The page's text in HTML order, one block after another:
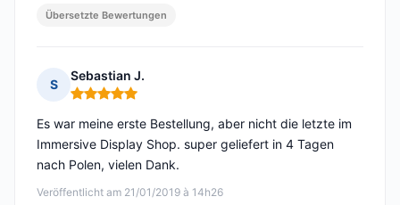
Übersetzte Bewertungen
S
Sebastian J.
Hinweis: 5 von 5
Veröffentlicht am 21/01/2019 à 14h26
Es war meine erste Bestellung, aber nicht die letzte im
Immersive Display Shop. super geliefert in 4 Tagen
nach Polen, vielen Dank.